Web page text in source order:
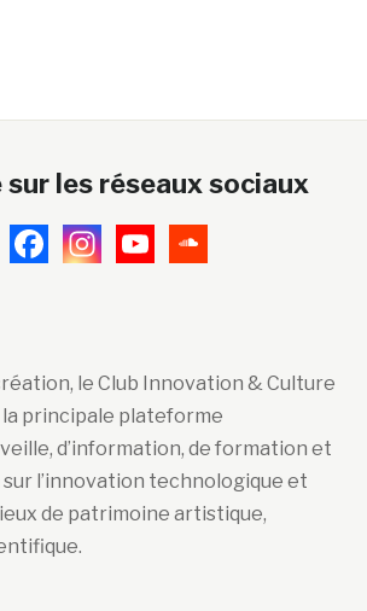
sur les réseaux sociaux
le Club Innovation & Culture
la principale plateforme
d’information, de formation et
l’innovation technologique et
de patrimoine artistique,